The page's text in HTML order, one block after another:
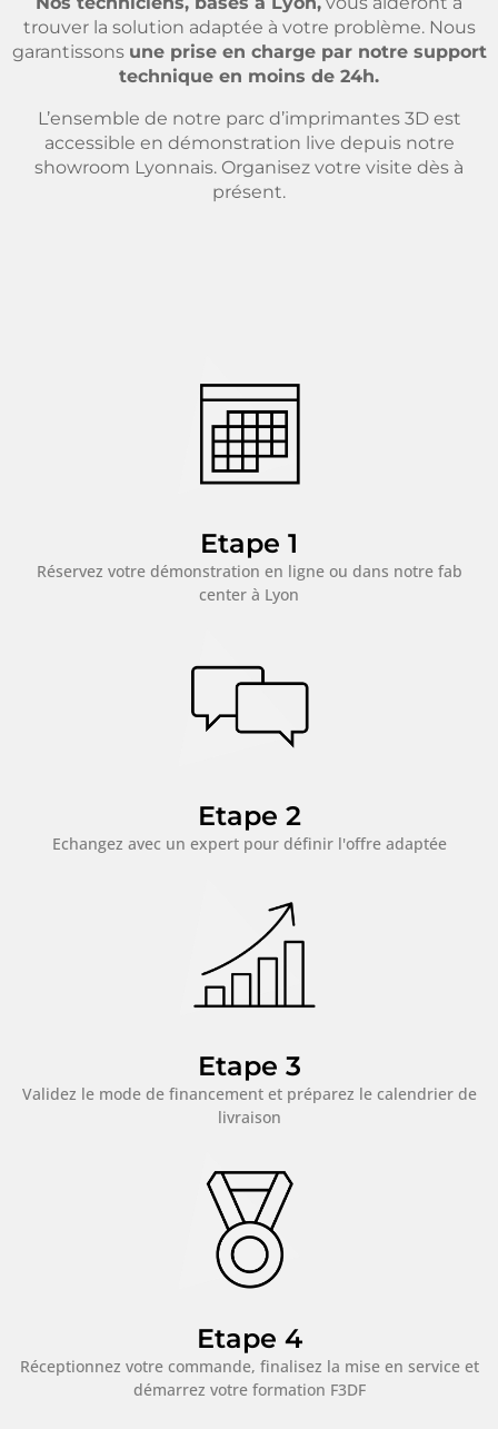
trouver la solution adaptée à votre problème. Nous
garantissons une prise en charge par notre support
technique en moins de 24h.
L’ensemble de notre parc d’imprimantes 3D est
accessible en démonstration live depuis notre
showroom Lyonnais. Organisez votre visite dès à
présent.
Etape 1
Réservez votre démonstration en ligne ou dans notre fab
center à Lyon
Etape 2
Echangez avec un expert pour définir l'offre adaptée
Etape 3
Validez le mode de financement et préparez le calendrier de
livraison
Etape 4
Réceptionnez votre commande, finalisez la mise en service et
démarrez votre formation F3DF